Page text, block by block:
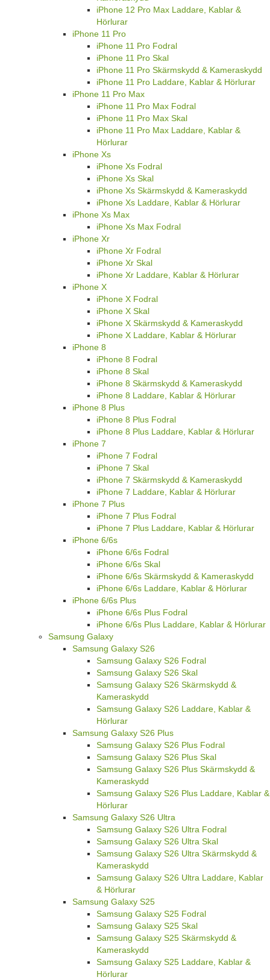
iPhone 12 Pro Max Laddare, Kablar &
Hörlurar
iPhone 11 Pro
iPhone 11 Pro Fodral
iPhone 11 Pro Skal
iPhone 11 Pro Skärmskydd & Kameraskydd
iPhone 11 Pro Laddare, Kablar & Hörlurar
iPhone 11 Pro Max
iPhone 11 Pro Max Fodral
iPhone 11 Pro Max Skal
iPhone 11 Pro Max Laddare, Kablar &
Hörlurar
iPhone Xs
iPhone Xs Fodral
iPhone Xs Skal
iPhone Xs Skärmskydd & Kameraskydd
iPhone Xs Laddare, Kablar & Hörlurar
iPhone Xs Max
iPhone Xs Max Fodral
iPhone Xr
iPhone Xr Fodral
iPhone Xr Skal
iPhone Xr Laddare, Kablar & Hörlurar
iPhone X
iPhone X Fodral
iPhone X Skal
iPhone X Skärmskydd & Kameraskydd
iPhone X Laddare, Kablar & Hörlurar
iPhone 8
iPhone 8 Fodral
iPhone 8 Skal
iPhone 8 Skärmskydd & Kameraskydd
iPhone 8 Laddare, Kablar & Hörlurar
iPhone 8 Plus
iPhone 8 Plus Fodral
iPhone 8 Plus Laddare, Kablar & Hörlurar
iPhone 7
iPhone 7 Fodral
iPhone 7 Skal
iPhone 7 Skärmskydd & Kameraskydd
iPhone 7 Laddare, Kablar & Hörlurar
iPhone 7 Plus
iPhone 7 Plus Fodral
iPhone 7 Plus Laddare, Kablar & Hörlurar
iPhone 6/6s
iPhone 6/6s Fodral
iPhone 6/6s Skal
iPhone 6/6s Skärmskydd & Kameraskydd
iPhone 6/6s Laddare, Kablar & Hörlurar
iPhone 6/6s Plus
iPhone 6/6s Plus Fodral
iPhone 6/6s Plus Laddare, Kablar & Hörlurar
Samsung Galaxy
Samsung Galaxy S26
Samsung Galaxy S26 Fodral
Samsung Galaxy S26 Skal
Samsung Galaxy S26 Skärmskydd &
Kameraskydd
Samsung Galaxy S26 Laddare, Kablar &
Hörlurar
Samsung Galaxy S26 Plus
Samsung Galaxy S26 Plus Fodral
Samsung Galaxy S26 Plus Skal
Samsung Galaxy S26 Plus Skärmskydd &
Kameraskydd
Samsung Galaxy S26 Plus Laddare, Kablar &
Hörlurar
Samsung Galaxy S26 Ultra
Samsung Galaxy S26 Ultra Fodral
Samsung Galaxy S26 Ultra Skal
Samsung Galaxy S26 Ultra Skärmskydd &
Kameraskydd
Samsung Galaxy S26 Ultra Laddare, Kablar
& Hörlurar
Samsung Galaxy S25
Samsung Galaxy S25 Fodral
Samsung Galaxy S25 Skal
Samsung Galaxy S25 Skärmskydd &
Kameraskydd
Samsung Galaxy S25 Laddare, Kablar &
Hörlurar